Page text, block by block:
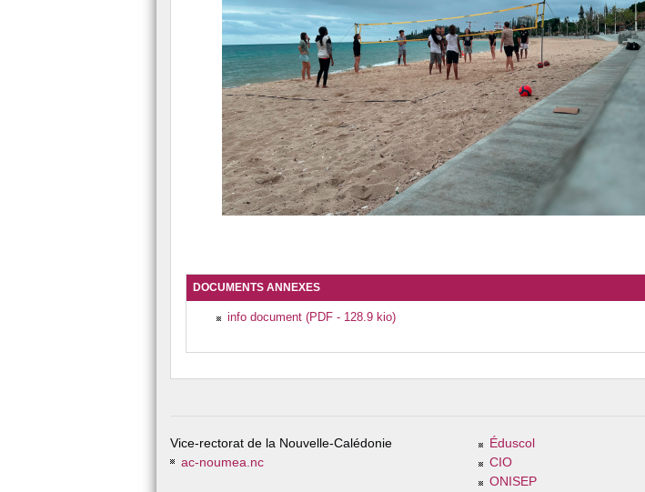
DOCUMENTS ANNEXES
info document (PDF - 128.9 kio)
Vice-rectorat de la Nouvelle-Calédonie
ac-noumea.nc
Éduscol
CIO
ONISEP